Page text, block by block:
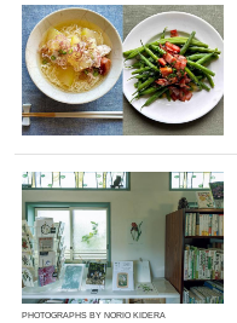
PHOTOGRAPHS BY NORIO KIDERA